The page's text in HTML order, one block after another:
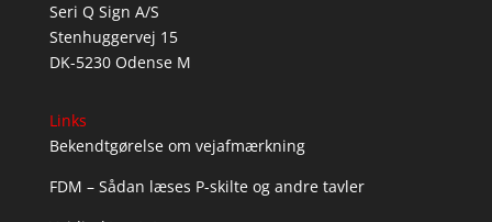
Seri Q Sign A/S
Stenhuggervej 15
DK-5230 Odense M
Links
Bekendtgørelse om vejafmærkning
FDM – Sådan læses P-skilte og andre tavler